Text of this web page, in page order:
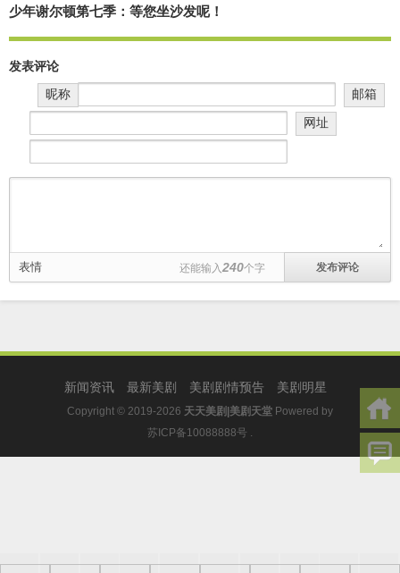
少年谢尔顿第七季：等您坐沙发呢！
发表评论
昵称
邮箱
网址
表情 还能输入240个字
新闻资讯 最新美剧 美剧剧情预告 美剧明星
Copyright © 2019-2026 天天美剧|美剧天堂 Powered by
苏ICP备10088888号